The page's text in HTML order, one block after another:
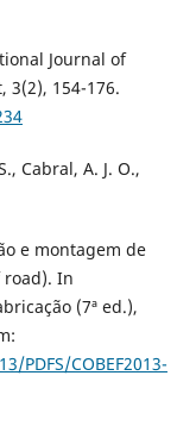
Journal of
3(2), 154-176.
Cabral, A. J. O.,
e montagem de
In
(7ª ed.),
COBEF2013-